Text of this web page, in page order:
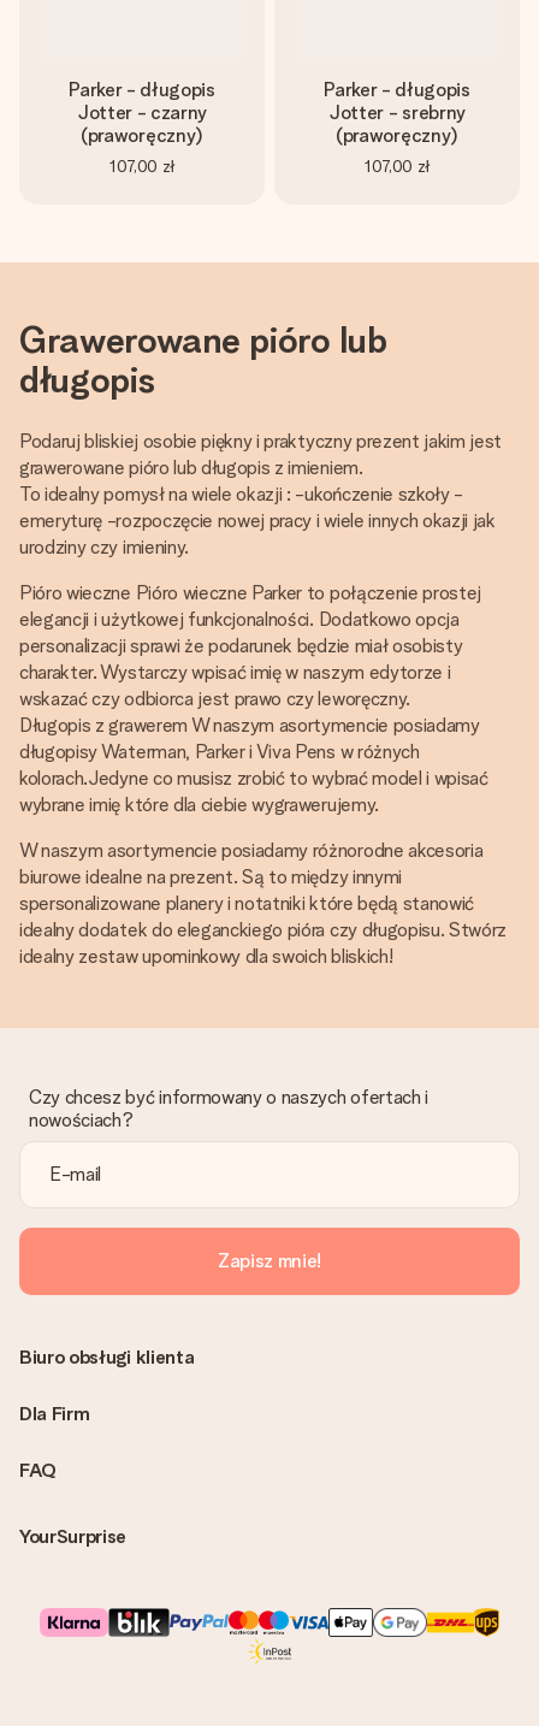
Parker - długopis
Jotter - czarny
(praworęczny)
107,00 zł
Parker - długopis
Jotter - srebrny
(praworęczny)
107,00 zł
Grawerowane pióro lub
długopis
Podaruj bliskiej osobie piękny i praktyczny prezent jakim jest
grawerowane pióro lub długopis z imieniem.
To idealny pomysł na wiele okazji : -ukończenie szkoły -
emeryturę -rozpoczęcie nowej pracy i wiele innych okazji jak
urodziny czy imieniny.
Pióro wieczne Pióro wieczne Parker to połączenie prostej
elegancji i użytkowej funkcjonalności. Dodatkowo opcja
personalizacji sprawi że podarunek będzie miał osobisty
charakter. Wystarczy wpisać imię w naszym edytorze i
wskazać czy odbiorca jest prawo czy leworęczny.
Długopis z grawerem W naszym asortymencie posiadamy
długopisy Waterman, Parker i Viva Pens w różnych
kolorach.Jedyne co musisz zrobić to wybrać model i wpisać
wybrane imię które dla ciebie wygrawerujemy.
W naszym asortymencie posiadamy różnorodne akcesoria
biurowe idealne na prezent. Są to między innymi
spersonalizowane planery i notatniki które będą stanowić
idealny dodatek do eleganckiego pióra czy długopisu. Stwórz
idealny zestaw upominkowy dla swoich bliskich!
Czy chcesz być informowany o naszych ofertach i
nowościach?
Zapisz mnie!
FAQ
YourSurprise
Biuro obsługi klienta
Dla Firm